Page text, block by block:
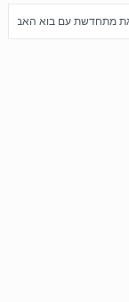
עלייה חדה במחירי